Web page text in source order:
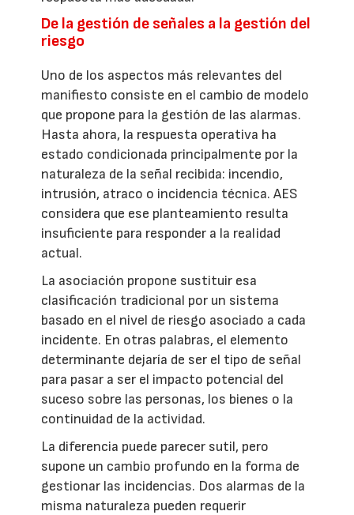
De la gestión de señales a la gestión del
riesgo
Uno de los aspectos más relevantes del
manifiesto consiste en el cambio de modelo
que propone para la gestión de las alarmas.
Hasta ahora, la respuesta operativa ha
estado condicionada principalmente por la
naturaleza de la señal recibida: incendio,
intrusión, atraco o incidencia técnica. AES
considera que ese planteamiento resulta
insuficiente para responder a la realidad
actual.
La asociación propone sustituir esa
clasificación tradicional por un sistema
basado en el nivel de riesgo asociado a cada
incidente. En otras palabras, el elemento
determinante dejaría de ser el tipo de señal
para pasar a ser el impacto potencial del
suceso sobre las personas, los bienes o la
continuidad de la actividad.
La diferencia puede parecer sutil, pero
supone un cambio profundo en la forma de
gestionar las incidencias. Dos alarmas de la
misma naturaleza pueden requerir